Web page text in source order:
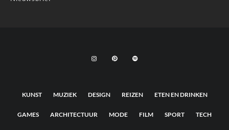
KUNST MUZIEK DESIGN REIZEN ETEN EN DRINKEN
GAMES ARCHITECTUUR MODE FILM SPORT TECH